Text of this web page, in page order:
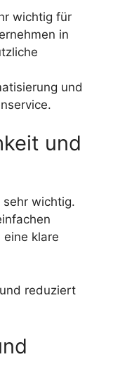
wichtig für
in
und
und
sehr wichtig.
eine klare
reduziert